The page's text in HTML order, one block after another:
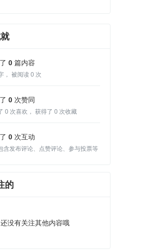
0 篇内容
， 被阅读 0 次
0 次赞同
0 次喜欢， 获得了 0 次收藏
0 次互动
含发布评论、点赞评论、参与投票等
的
还没有关注其他内容哦